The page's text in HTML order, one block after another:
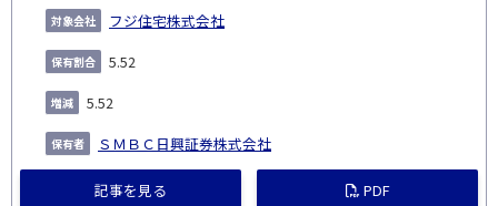
フジ住宅株式会社
5.52
5.52
ＳＭＢＣ日興証券株式会社
記事を見る PDF